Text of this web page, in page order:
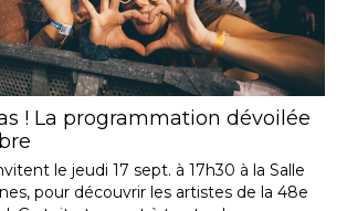
! La programmation dévoilée
le jeudi 17 sept. à 17h30 à la Salle
pour découvrir les artistes de la 48e